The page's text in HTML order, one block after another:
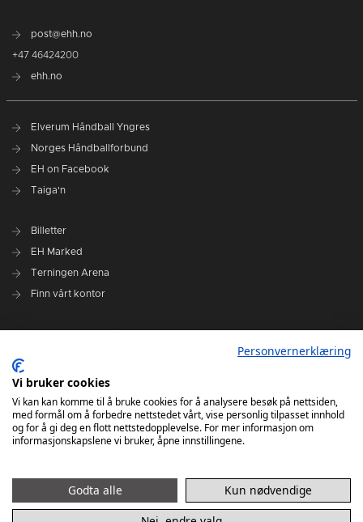
post@ehh.no
+47 46424200
ehh.no
Elverum Håndball Yngres
Norges Håndballforbund
EH on Facebook
Taiga'n
Billetter
EH Marked
Terningen Arena
Finn vårt kontor
Administrasjonen i Elverum Håndball
Styre og utvalg
VARSLINGSRUTINER FOR ELVERUM HÅNDBALL
Personvernerklæring
Vi bruker cookies
Vi kan kan komme til å bruke cookies for å analysere besøk på nettsiden,
med formål om å forbedre nettstedet vårt, vise personlig tilpasset innhold
og for å gi deg en flott nettstedopplevelse. For mer informasjon om
informasjonskapslene vi bruker, åpne innstillingene.
Godta alle
Kun nødvendige